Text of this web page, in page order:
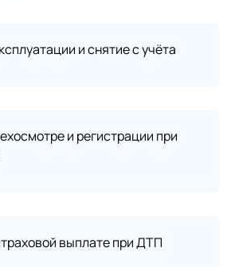
и снятие с учёта
и регистрации при
выплате при ДТП